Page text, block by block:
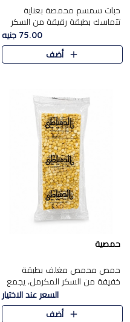
حبات سمسم محمصة بعناية
تتماسك بطبقة رقيقة من السكر
المكرمل، لتقدم طعم السمسم
المميز وقرمشتة التي ارتبطت ببهجة
المولد عبر الأجيال.
75.00 جنيه
أضف
حمصية
حمص محمص مغلف بطبقة
خفيفة من السكر المكرمل، يجمع
بين القرمشة المميزة والطعم
الشرقي الأصيل في واحدة من أشهر
حلويات الموسم.
السعر عند الاختيار
أضف